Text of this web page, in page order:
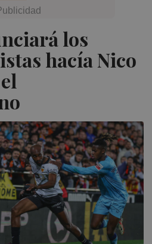
los
hacía Nico